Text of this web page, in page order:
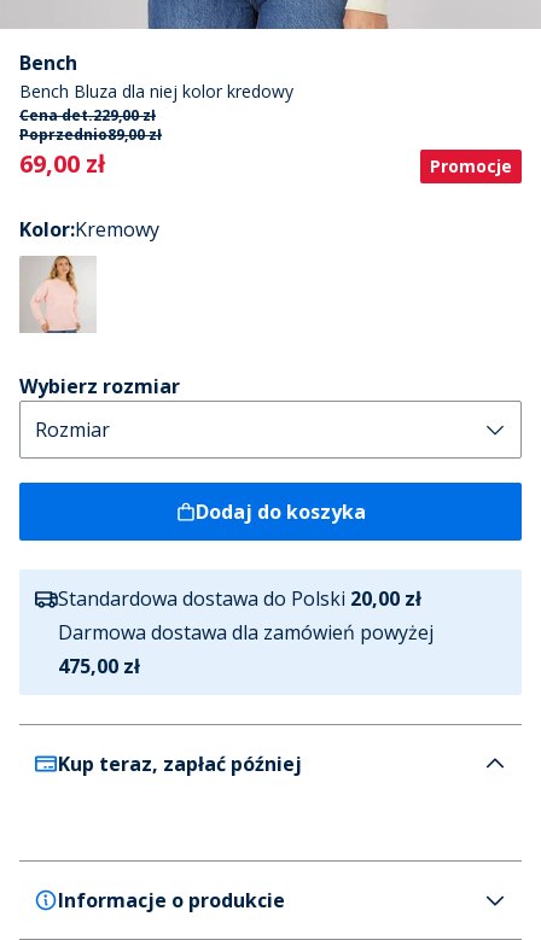
Bench
Bench Bluza dla niej kolor kredowy
Cena det.229,00 zł
Poprzednio89,00 zł
Current
69,00 zł Promocje
Kolor:Kremowy
Wybierz rozmiar
Dodaj do koszyka
Standardowa dostawa do Polski 20,00 zł
Darmowa dostawa dla zamówień powyżej
475,00 zł
Kup teraz, zapłać później
Informacje o produkcie